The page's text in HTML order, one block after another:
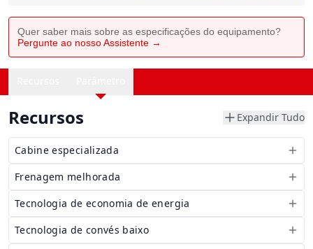
Quer saber mais sobre as especificações do equipamento?
Pergunte ao nosso Assistente →
Recursos Expandir Tudo
Cabine especializada
Frenagem melhorada
Tecnologia de economia de energia
Tecnologia de convés baixo